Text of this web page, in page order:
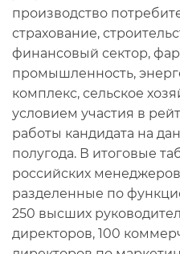
производство
страхование,
финансовый сектор,
промышленность,
комплекс, сельское
условием участия в
работы кандидата на
полугода. В итоговые
российских
разделенные по
250 высших
директоров, 100